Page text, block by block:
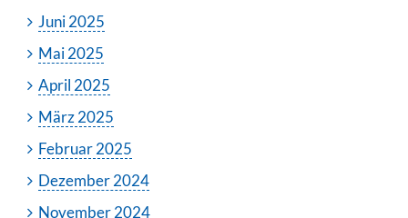
Juni 2025
Mai 2025
April 2025
März 2025
Februar 2025
Dezember 2024
November 2024